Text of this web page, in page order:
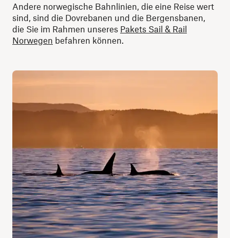
Andere norwegische Bahnlinien, die eine Reise wert
sind, sind die Dovrebanen und die Bergensbanen,
die Sie im Rahmen unseres Pakets Sail & Rail
Norwegen befahren können.